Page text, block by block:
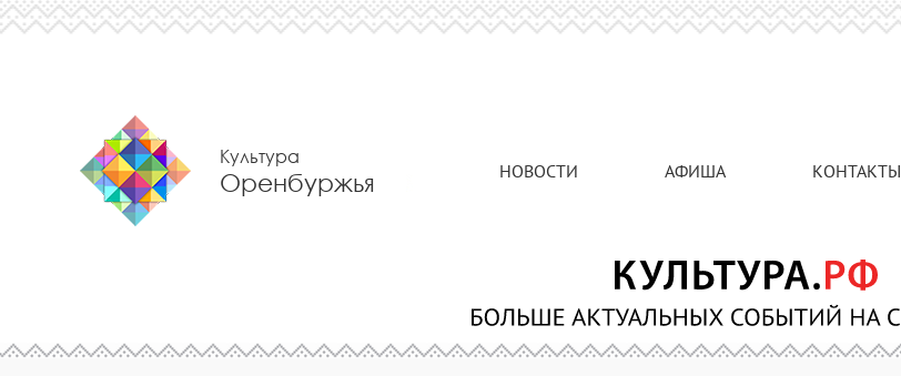
Культура
Оренбуржья НОВОСТИ АФИША КОНТАКТЫ